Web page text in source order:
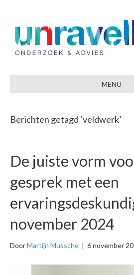
MENU
Berichten getagd ‘veldwerk’
De juiste vorm
gesprek met een
november 2024
DoorMartijn Mussche | 6 november